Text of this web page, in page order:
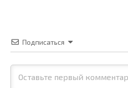
Подписаться